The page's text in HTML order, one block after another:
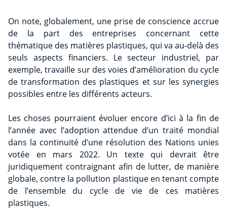
On note, globalement, une prise de conscience accrue
de la part des entreprises concernant cette
thématique des matières plastiques, qui va au-delà des
seuls aspects financiers. Le secteur industriel, par
exemple, travaille sur des voies d’amélioration du cycle
de transformation des plastiques et sur les synergies
possibles entre les différents acteurs.
Les choses pourraient évoluer encore d’ici à la fin de
l’année avec l’adoption attendue d’un traité mondial
dans la continuité d’une résolution des Nations unies
votée en mars 2022. Un texte qui devrait être
juridiquement contraignant afin de lutter, de manière
globale, contre la pollution plastique en tenant compte
de l’ensemble du cycle de vie de ces matières
plastiques.